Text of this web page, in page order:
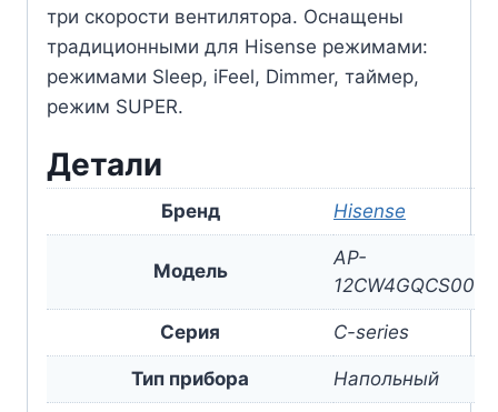
три скорости вентилятора. Оснащены
традиционными для Hisense режимами:
режимами Sleep, iFeel, Dimmer, таймер,
режим SUPER.
Детали
Бренд Hisense
Модель
AP-
12CW4GQCS00
Серия C-series
Тип прибора Напольный